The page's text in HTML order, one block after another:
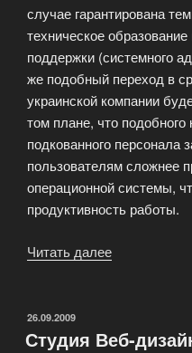
случае гарантирована
техническое
поддержки (системного
же подобный переход в
украинской компании
том плане, что подобного
подкованного персонала
пользователям сложнее
операционной системы,
продуктивность работы.
Читать далее
программное
ОПУБЛИКОВАНО
26.09.2009
Студия Веб-